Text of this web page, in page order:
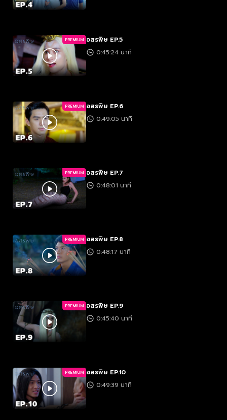
PREMIUM อสรพิษ EP.5
0:45:24 นาที
PREMIUM อสรพิษ EP.6
0:49:05 นาที
PREMIUM อสรพิษ EP.7
0:48:01 นาที
PREMIUM อสรพิษ EP.8
0:48:17 นาที
PREMIUM อสรพิษ EP.9
0:45:40 นาที
PREMIUM อสรพิษ EP.10
0:49:39 นาที